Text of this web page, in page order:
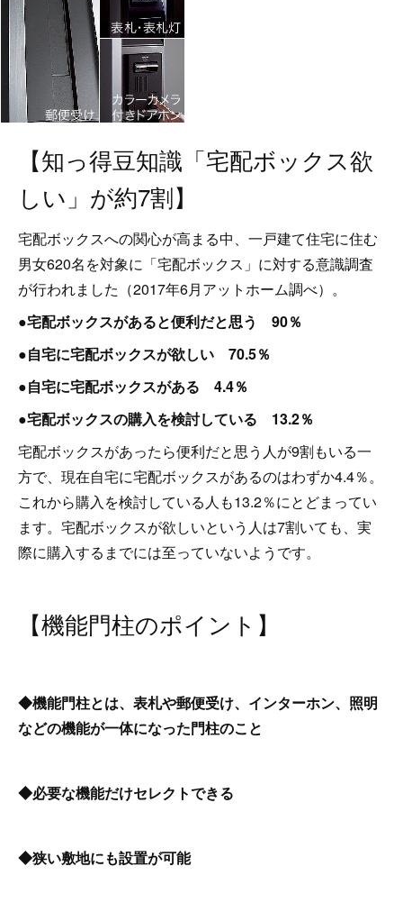
【知っ得豆知識「宅配ボックス欲
しい」が約7割】
宅配ボックスへの関心が高まる中、一戸建て住宅に住む
男女620名を対象に「宅配ボックス」に対する意識調査
が行われました（2017年6月アットホーム調べ）。
●宅配ボックスがあると便利だと思う 90％
●自宅に宅配ボックスが欲しい 70.5％
●自宅に宅配ボックスがある 4.4％
●宅配ボックスの購入を検討している 13.2％
宅配ボックスがあったら便利だと思う人が9割もいる一
方で、現在自宅に宅配ボックスがあるのはわずか4.4％。
これから購入を検討している人も13.2％にとどまってい
ます。宅配ボックスが欲しいという人は7割いても、実
際に購入するまでには至っていないようです。
【機能門柱のポイント】
◆機能門柱とは、表札や郵便受け、インターホン、照明
などの機能が一体になった門柱のこと
◆必要な機能だけセレクトできる
◆狭い敷地にも設置が可能